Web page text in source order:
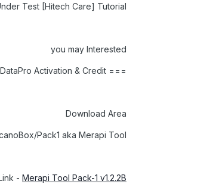
Test [Hitech Care] Tutorial
you may Interested
=== For OLD USERS === WIN Free Permanent MerapiTool & DataPro Activation & Credit!!!
Download Area
Pack1 aka Merapi Tool/
- Merapi Tool Pack-1 v1.2.2B